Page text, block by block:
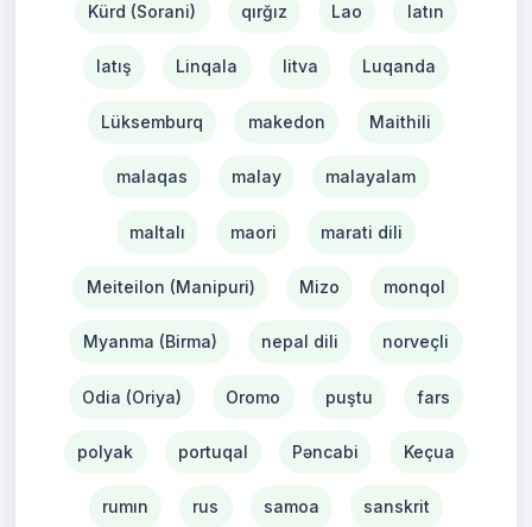
Kürd (Sorani) qırğız Lao latın
latış Linqala litva Luqanda
Lüksemburq makedon Maithili
malaqas malay malayalam
maltalı maori marati dili
Meiteilon (Manipuri) Mizo monqol
Myanma (Birma) nepal dili norveçli
Odia (Oriya) Oromo puştu fars
polyak portuqal Pəncabi Keçua
rumın rus samoa sanskrit